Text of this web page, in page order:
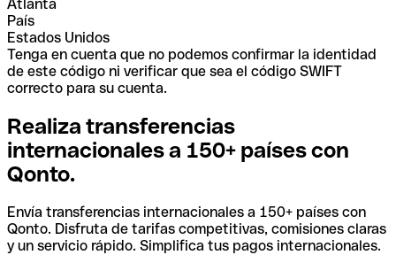
Atlanta
País
Estados Unidos
Tenga en cuenta que no podemos confirmar la identidad
de este código ni verificar que sea el código SWIFT
correcto para su cuenta.
Realiza transferencias
internacionales a 150+ países con
Qonto.
Envía transferencias internacionales a 150+ países con
Qonto. Disfruta de tarifas competitivas, comisiones claras
y un servicio rápido. Simplifica tus pagos internacionales.